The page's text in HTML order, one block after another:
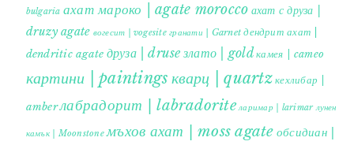
bulgaria ахат мароко | agate morocco ахат с друза |
druzy agate вогесит | vogesite гранати | Garnet дендрит ахат |
dendritic agate друза | druse злато | gold камея | cameo
картини | paintings кварц | quartzкехлибар |
amberлабрадорит | labradorite ларимар | larimar лунен
камък | Moonstone мъхов ахат | moss agate обсидиан |